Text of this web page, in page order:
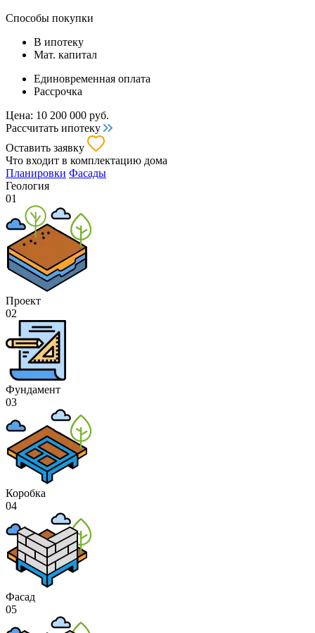
Способы покупки
В ипотеку
Мат. капитал
Единовременная оплата
Рассрочка
Цена: 10 200 000 руб.
Рассчитать ипотеку
Оставить заявку
Что входит в комплектацию дома
Планировки Фасады
Геология
01
Проект
02
Фундамент
03
Коробка
04
Фасад
05